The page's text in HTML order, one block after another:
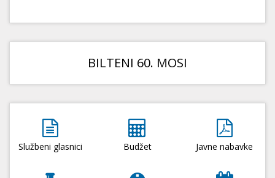
BILTENI 60. MOSI
Službeni glasnici Budžet Javne nabavke